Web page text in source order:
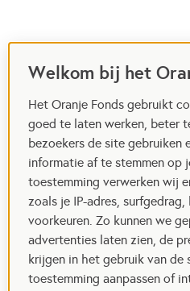
Welkom bij het
Het Oranje Fonds gebruikt
goed te laten werken, beter
bezoekers de site gebruiken
informatie af te stemmen op
toestemming verwerken wij
zoals je IP-adres,
voorkeuren. Zo kunnen we
advertenties laten zien, de
krijgen in het gebruik van de
toestemming aanpassen of